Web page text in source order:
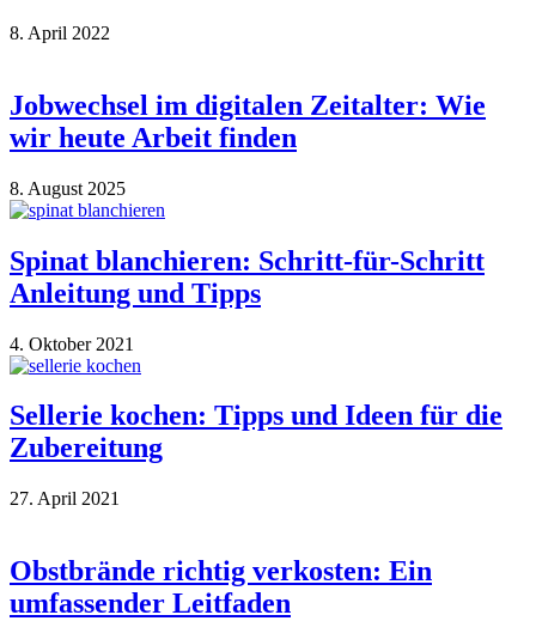
8. April 2022
Jobwechsel im digitalen Zeitalter: Wie
wir heute Arbeit finden
8. August 2025
Spinat blanchieren: Schritt-für-Schritt
Anleitung und Tipps
4. Oktober 2021
Sellerie kochen: Tipps und Ideen für die
Zubereitung
27. April 2021
Obstbrände richtig verkosten: Ein
umfassender Leitfaden